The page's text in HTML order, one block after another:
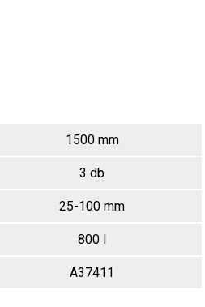
1500 mm
3 db
25-100 mm
800 l
A37411